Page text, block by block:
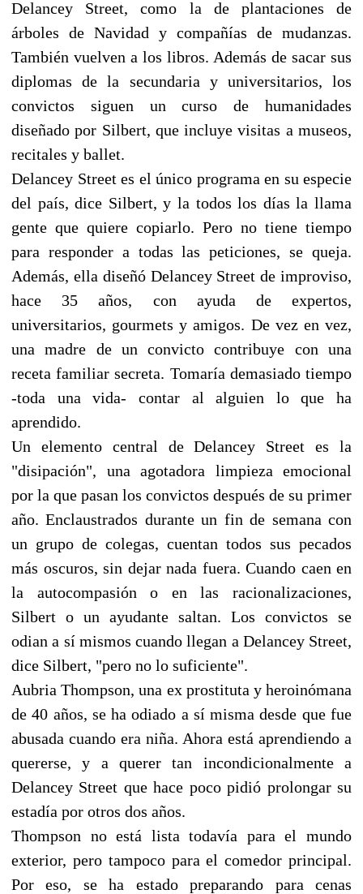
Delancey Street, como la de plantaciones de
árboles de Navidad y compañías de mudanzas.
También vuelven a los libros. Además de sacar sus
diplomas de la secundaria y universitarios, los
convictos siguen un curso de humanidades
diseñado por Silbert, que incluye visitas a museos,
recitales y ballet.
Delancey Street es el único programa en su especie
del país, dice Silbert, y la todos los días la llama
gente que quiere copiarlo. Pero no tiene tiempo
para responder a todas las peticiones, se queja.
Además, ella diseñó Delancey Street de improviso,
hace 35 años, con ayuda de expertos,
universitarios, gourmets y amigos. De vez en vez,
una madre de un convicto contribuye con una
receta familiar secreta. Tomaría demasiado tiempo
-toda una vida- contar al alguien lo que ha
aprendido.
Un elemento central de Delancey Street es la
"disipación", una agotadora limpieza emocional
por la que pasan los convictos después de su primer
año. Enclaustrados durante un fin de semana con
un grupo de colegas, cuentan todos sus pecados
más oscuros, sin dejar nada fuera. Cuando caen en
la autocompasión o en las racionalizaciones,
Silbert o un ayudante saltan. Los convictos se
odian a sí mismos cuando llegan a Delancey Street,
dice Silbert, "pero no lo suficiente".
Aubria Thompson, una ex prostituta y heroinómana
de 40 años, se ha odiado a sí misma desde que fue
abusada cuando era niña. Ahora está aprendiendo a
quererse, y a querer tan incondicionalmente a
Delancey Street que hace poco pidió prolongar su
estadía por otros dos años.
Thompson no está lista todavía para el mundo
exterior, pero tampoco para el comedor principal.
Por eso, se ha estado preparando para cenas